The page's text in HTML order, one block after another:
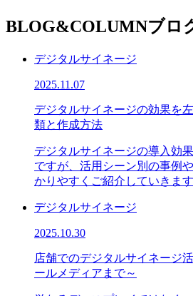
BLOG&COLUMNブロ
デジタルサイネージ
2025.11.07
デジタルサイネージの効果を
類と作成方法
デジタルサイネージの導入効
ですが、活用シーン別の事例
かりやすくご紹介していきます
デジタルサイネージ
2025.10.30
店舗でのデジタルサイネージ
ールメディアまで～